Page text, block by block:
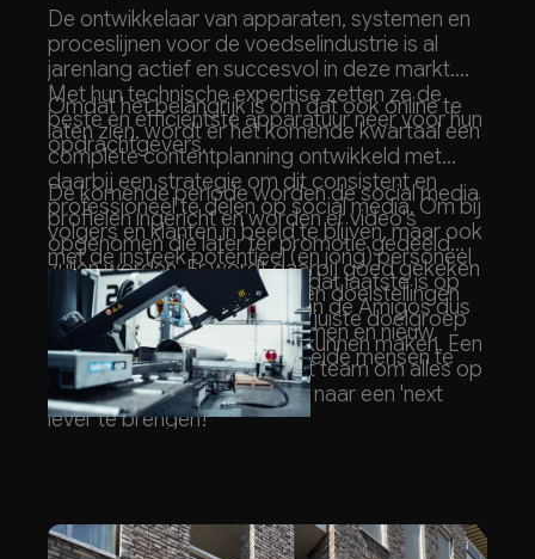
De ontwikkelaar van apparaten, systemen en
proceslijnen voor de voedselindustrie is al
jarenlang actief en succesvol in deze markt.
Met hun technische expertise zetten ze de
beste en efficiëntste apparatuur neer voor hun
opdrachtgevers.
Omdat het belangrijk is om dat ook online te
laten zien, wordt er het komende kwartaal een
complete contentplanning ontwikkeld met
daarbij een strategie om dit consistent en
professioneel te delen op social media. Om bij
volgers en klanten in beeld te blijven, maar ook
met de insteek potentieel (en jong) personeel
te enthousiasmeren. Vooral dat laatste is op
dit moment de uitdaging. Aan de Amigos dus
de taak om dit op zich te nemen en nieuw,
enthousiast technisch opgeleide mensen te
bereiken!
De komende periode worden de social media
profielen ingericht en worden er video's
opgenomen die later ter promotie gedeeld
zullen worden. Er wordt daarbij goed gekeken
naar de waarde propositie en doelstellingen
van het bedrijf, zodat we de juiste doelgroep
aanspreken en enthousiast kunnen maken. Een
leuke uitdaging voor heel het team om alles op
alles te zetten enDTSOnline naar een 'next
level' te brengen!